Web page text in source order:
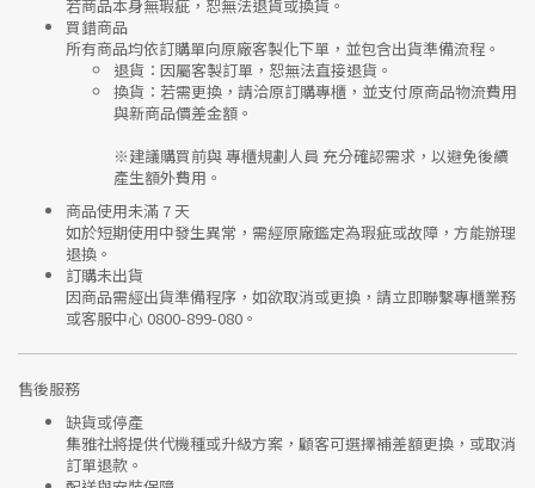
若商品本身無瑕疵，恕無法退貨或換貨。
買錯商品
所有商品均依訂購單向原廠客製化下單 ，並包含出貨準備流程。
退貨 ：因屬客製訂單，恕無法直接退貨。
換貨 ：若需更換，請洽原訂購專櫃，並支付原商品物流費用
與新商品價差金額 。
※建議購買前與專櫃規劃人員 充分確認需求，以避免後續
產生額外費用。
商品使用未滿 7 天
如於短期使用中發生異常，需經原廠鑑定為瑕疵或故障，方能辦理
退換。
訂購未出貨
因商品需經出貨準備程序，如欲取消或更換，請立即聯繫專櫃業務
或客服中心 0800-899-080 。
售後服務
缺貨或停產
集雅社將提供代機種或升級方案 ，顧客可選擇補差額更換，或取消
訂單退款。